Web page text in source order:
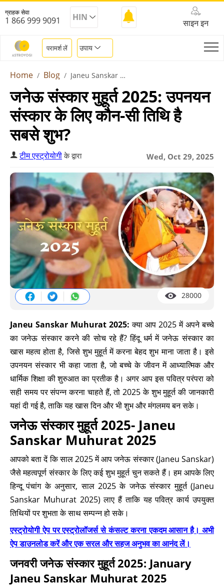
ग्राहक सेवा
1 866 999 9091 HIN
साइन इन
परामर्श लें उपाय
Home Blog Janeu Sanskar Muhurat 2025
जनेऊ संस्कार मुहूर्त 2025: उपनयन
संस्कार के लिए कौन-सी तिथि है
सबसे शुभ?
Wed, Oct 29, 2025
टीम एस्ट्रोयोगीके द्वारा
28000
Janeu Sanskar Muhurat 2025:क्या आप 2025 में अपने बच्चे
का जनेऊ संस्कार करने की सोच रहे हैं? हिंदू धर्म में जनेऊ संस्कार का
खास महत्व होता है, जिसे शुभ मुहूर्त में करना बेहद शुभ माना जाता है। इसे
उपनयन संस्कार भी कहा जाता है, जो बच्चे के जीवन में आध्यात्मिक और
धार्मिक शिक्षा की शुरुआत का प्रतीक है। अगर आप इस पवित्र परंपरा को
सही समय पर संपन्न करना चाहते हैं, तो 2025 के शुभ मुहूर्त की जानकारी
यहां दी गई है, ताकि यह खास दिन और भी शुभ और मंगलमय बन सके।
जनेऊ संस्कार मुहूर्त 2025- Janeu
Sanskar Muhurat 2025
आपको बता दें कि साल 2025 में आप जनेऊ संस्कार (Janeu Sanskar)
जैसे महत्वपूर्ण संस्कार के लिए कई शुभ मुहूर्त चुन सकते हैं। हम आपके लिए
हिन्दू पंचांग के अनुसार, साल 2025 के जनेऊ संस्कार मुहूर्त (Janeu
Sanskar Muhurat 2025) लाए हैं ताकि यह पवित्र कार्य उपयुक्त
तिथियों पर शुभता के साथ सम्पन्न हो सके।
एस्ट्रोयोगी ऐप पर एस्ट्रोलॉजर्स से कंसल्ट करना एकदम आसान है। अभी
ऐप डाउनलोड करें और एक सरल और सहज अनुभव का आनंद लें।
जनवरी जनेऊ संस्कार मुहूर्त 2025: January
Janeu Sanskar Muhurat 2025